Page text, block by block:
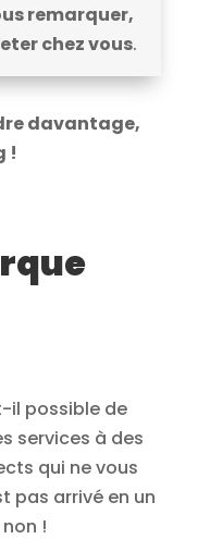
remarquer,
chez vous.
davantage,
!
il possible de
services à des
qui ne vous
pas arrivé en un
!